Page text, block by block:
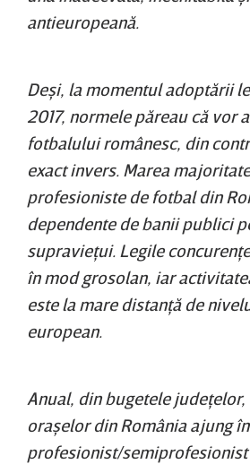
antieuropeană.
Deşi, la momentul adoptării
2017, normele păreau că vor
fotbalului românesc, din
exact invers. Marea
profesioniste de fotbal din
dependente de banii publici
supravieţui. Legile
în mod grosolan, iar
este la mare distanţă de
european.
Anual, din bugetele
oraşelor din România ajung
profesionist/